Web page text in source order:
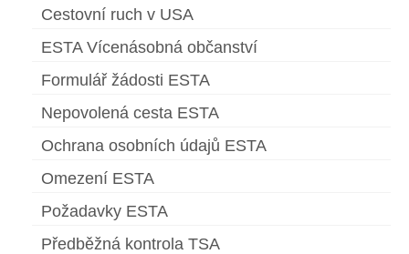
Cestovní ruch v USA
ESTA Vícenásobná občanství
Formulář žádosti ESTA
Nepovolená cesta ESTA
Ochrana osobních údajů ESTA
Omezení ESTA
Požadavky ESTA
Předběžná kontrola TSA